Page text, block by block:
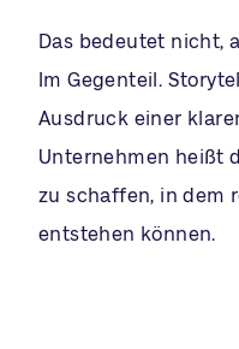
Das bedeutet nicht,
Im Gegenteil.
Ausdruck einer
Unternehmen heißt
zu schaffen, in dem
entstehen können.